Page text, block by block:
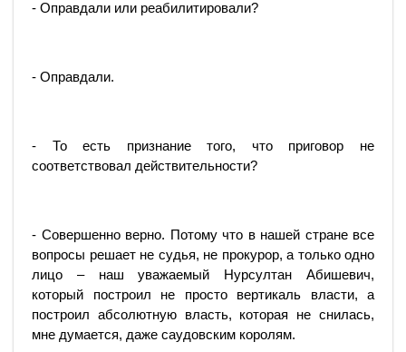
- Оправдали или реабилитировали?
- Оправдали.
- То есть признание того, что приговор не
соответствовал действительности?
- Совершенно верно. Потому что в нашей стране все
вопросы решает не судья, не прокурор, а только одно
лицо – наш уважаемый Нурсултан Абишевич,
который построил не просто вертикаль власти, а
построил абсолютную власть, которая не снилась,
мне думается, даже саудовским королям.